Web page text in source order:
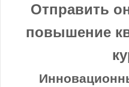
Отправить
повышение